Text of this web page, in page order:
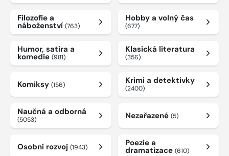
Filozofie a
náboženství (763)
Hobby a volný čas
(677)
Humor, satira a
komedie (981)
Klasická literatura
(356)
Komiksy (156) Krimi a detektivky
(2400)
Naučná a odborná
(5053) Nezařazené (5)
Osobní rozvoj (1943) Poezie a
dramatizace (610)